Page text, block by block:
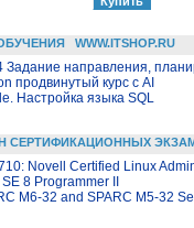
WWW.ITSHOP.RU
Задание направления,
продвинутый курс с AI
Настройка языка SQL
СЕРТИФИКАЦИОННЫХ
Novell Certified Linux
8 Programmer II
M6-32 and SPARC M5-32